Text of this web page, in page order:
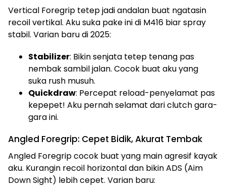
Vertical Foregrip tetep jadi andalan buat ngatasin
recoil vertikal. Aku suka pake ini di M416 biar spray
stabil. Varian baru di 2025:
Stabilizer: Bikin senjata tetep tenang pas
nembak sambil jalan. Cocok buat aku yang
suka rush musuh.
Quickdraw: Percepat reload-penyelamat pas
kepepet! Aku pernah selamat dari clutch gara-
gara ini.
Angled Foregrip: Cepet Bidik, Akurat Tembak
Angled Foregrip cocok buat yang main agresif kayak
aku. Kurangin recoil horizontal dan bikin ADS (Aim
Down Sight) lebih cepet. Varian baru: